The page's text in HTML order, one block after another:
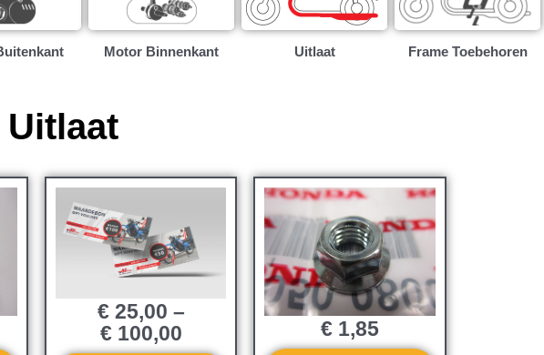
Motor Binnenkant Uitlaat Frame Toebehoren
Uitlaat
€25,00 –
€100,00 € 1,85